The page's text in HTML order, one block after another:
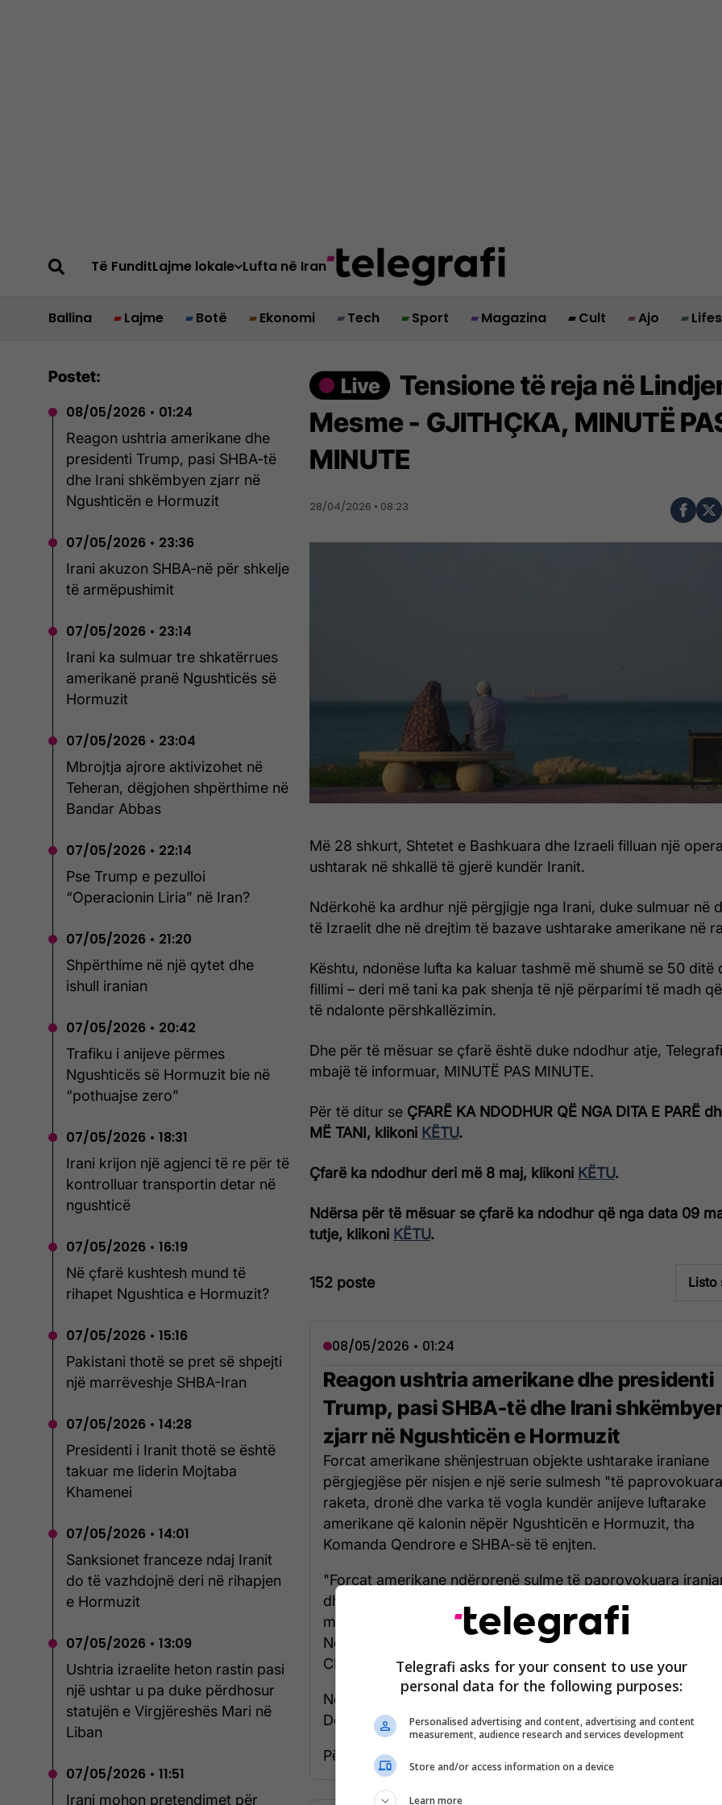
Të FunditLajme lokale Lufta në Iran
Ballina Lajme Botë Ekonomi Tech Sport Magazina Cult Ajo
Tensione të reja në
Mesme - GJITHÇKA, MINUTË
MINUTE
28/04/2026 • 08:23
Postet:
08/05/2026 • 01:24
Reagon ushtria amerikane dhe
presidenti Trump, pasi SHBA-të
dhe Irani shkëmbyen zjarr në
Ngushticën e Hormuzit
07/05/2026 • 23:36
Irani akuzon SHBA-në për shkelje
të armëpushimit
07/05/2026 • 23:14
Irani ka sulmuar tre shkatërrues
amerikanë pranë Ngushticës së
Hormuzit
07/05/2026 • 23:04
Mbrojtja ajrore aktivizohet në
Teheran, dëgjohen shpërthime në
Bandar Abbas
07/05/2026 • 22:14
Pse Trump e pezulloi
“Operacionin Liria” në Iran?
07/05/2026 • 21:20
Shpërthime në një qytet dhe
ishull iranian
07/05/2026 • 20:42
Trafiku i anijeve përmes
Ngushticës së Hormuzit bie në
“pothuajse zero”
07/05/2026 • 18:31
Irani krijon një agjenci të re për të
kontrolluar transportin detar në
ngushticë
07/05/2026 • 16:19
Në çfarë kushtesh mund të
rihapet Ngushtica e Hormuzit?
07/05/2026 • 15:16
Pakistani thotë se pret së shpejti
një marrëveshje SHBA-Iran
07/05/2026 • 14:28
Presidenti i Iranit thotë se është
takuar me liderin Mojtaba
Khamenei
07/05/2026 • 14:01
Sanksionet franceze ndaj Iranit
do të vazhdojnë deri në rihapjen
e Hormuzit
07/05/2026 • 13:09
Ushtria izraelite heton rastin pasi
një ushtar u pa duke përdhosur
statujën e Virgjëreshës Mari në
Liban
07/05/2026 • 11:51
Irani mohon pretendimet për
Më 28 shkurt, Shtetet e Bashkuara dhe Izraeli filluan një
ushtarak në shkallë të gjerë kundër Iranit.
Ndërkohë ka ardhur një përgjigje nga Irani, duke sulmuar në
të Izraelit dhe në drejtim të bazave ushtarake amerikane në
Kështu, ndonëse lufta ka kaluar tashmë më shumë se 50 ditë
fillimi – deri më tani ka pak shenja të një përparimi të madh
të ndalonte përshkallëzimin.
Dhe për të mësuar se çfarë është duke ndodhur atje,
mbajë të informuar, MINUTË PAS MINUTE.
Për të ditur se ÇFARË KA NDODHUR QË NGA DITA E PARË
MË TANI, klikoni KËTU.
Çfarë ka ndodhur deri më 8 maj, klikoni KËTU.
Ndërsa për të mësuar se çfarë ka ndodhur që nga data 09
tutje, klikoni KËTU.
152 poste Listo
08/05/2026 • 01:24
Reagon ushtria amerikane dhe presidenti
Trump, pasi SHBA-të dhe Irani
zjarr në Ngushticën e Hormuzit
Forcat amerikane shënjestruan objekte ushtarake iraniane
përgjegjëse për nisjen e një serie sulmesh "të
raketa, dronë dhe varka të vogla kundër anijeve luftarake
amerikane që kalonin nëpër Ngushticën e Hormuzit, tha
Komanda Qendrore e SHBA-së të enjten.
"Forcat amerikane ndërprenë sulme të paprovokuara
dhe u përgjigjën me sulme vetëmbrojtëse ndërsa
me raketa të drejtuara të Marinës Amerikane kaluan nëpër
Ngushticën e Hormuzit në Gjirin e Omanit, më 7 maj", tha
CENTCOM në një njoftim për shtyp, përcjell Telegrafi.
Ndërkohë ka ardhur edhe një reagim nga presidenti
Donald Trump.
Për të lexuar lajmin e plotë, klikoni
Telegrafi asks for your consent to use your
personal data for the following purposes:
Personalised advertising and content, advertising and content
measurement, audience research and services development
Store and/or access information on a device
Learn more